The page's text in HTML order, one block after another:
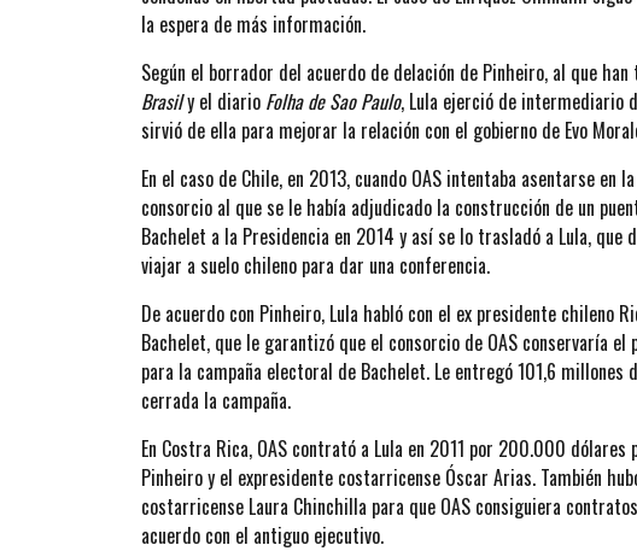
la espera de más información.
Según el borrador del acuerdo de delación de Pinheiro, al que
Brasily el diario Folha de Sao Paulo, Lula ejerció de intermediario
sirvió de ella para mejorar la relación con el gobierno de Evo
En el caso de Chile, en 2013, cuando OAS intentaba asentarse
consorcio al que se le había adjudicado la construcción de un
Bachelet a la Presidencia en 2014 y así se lo trasladó a Lula,
viajar a suelo chileno para dar una conferencia.
De acuerdo con Pinheiro, Lula habló con el ex presidente chileno
Bachelet, que le garantizó que el consorcio de OAS conservaría
para la campaña electoral de Bachelet. Le entregó 101,6
cerrada la campaña.
En Costra Rica, OAS contrató a Lula en 2011 por 200.000
Pinheiro y el expresidente costarricense Óscar Arias. También
costarricense Laura Chinchilla para que OAS consiguiera
acuerdo con el antiguo ejecutivo.